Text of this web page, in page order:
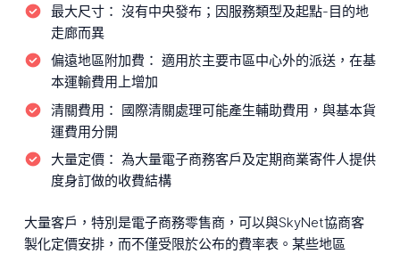
最大尺寸： 沒有中央發布；因服務類型及起點-目的地
走廊而異
偏遠地區附加費： 適用於主要市區中心外的派送，在基
本運輸費用上增加
清關費用： 國際清關處理可能產生輔助費用，與基本貨
運費用分開
大量定價： 為大量電子商務客戶及定期商業寄件人提供
度身訂做的收費結構
大量客戶，特別是電子商務零售商，可以與SkyNet協商客
製化定價安排，而不僅受限於公布的費率表。某些地區